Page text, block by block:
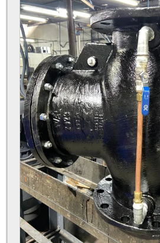
Hidrante de incêndio preço
Hidrante contra incêndios comprar
Hidrante onde encontrar
Hidrante de rua preço
Hidrante urbano preço
Hidrante valor
Hidrantes de incêndio valor
Hidrantes preço
Piloto redutor de pressão
Piloto regulador de pressão
Preço hidrante de coluna